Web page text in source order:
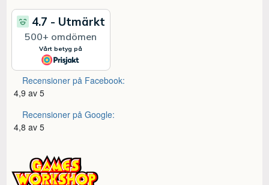
Recensioner på Facebook:
4,9 av 5
Recensioner på Google:
4,8 av 5